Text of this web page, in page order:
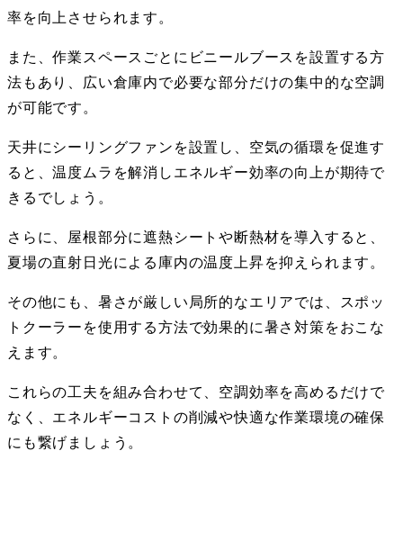
率を向上させられます。
また、作業スペースごとにビニールブースを設置する方
法もあり、広い倉庫内で必要な部分だけの集中的な空調
が可能です。
天井にシーリングファンを設置し、空気の循環を促進す
ると、温度ムラを解消しエネルギー効率の向上が期待で
きるでしょう。
さらに、屋根部分に遮熱シートや断熱材を導入すると、
夏場の直射日光による庫内の温度上昇を抑えられます。
その他にも、暑さが厳しい局所的なエリアでは、スポッ
トクーラーを使用する方法で効果的に暑さ対策をおこな
えます。
これらの工夫を組み合わせて、空調効率を高めるだけで
なく、エネルギーコストの削減や快適な作業環境の確保
にも繋げましょう。